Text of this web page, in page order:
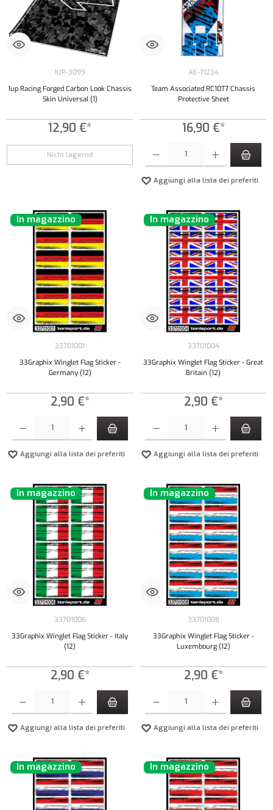
1UP-3099
1up Racing Forged Carbon Look Chassis
Skin Universal (1)
12,90 €*
Nicht lagernd
AE-71234
Team Associated RC10T7 Chassis
Protective Sheet
16,90 €*
Aggiungi alla lista dei preferiti
In magazzino
33701001
33Graphix Winglet Flag Sticker -
Germany (12)
2,90 €*
Aggiungi alla lista dei preferiti
In magazzino
33701004
33Graphix Winglet Flag Sticker - Great
Britain (12)
2,90 €*
Aggiungi alla lista dei preferiti
In magazzino
33701006
33Graphix Winglet Flag Sticker - Italy
(12)
2,90 €*
Aggiungi alla lista dei preferiti
In magazzino
33701008
33Graphix Winglet Flag Sticker -
Luxembourg (12)
2,90 €*
Aggiungi alla lista dei preferiti
In magazzino In magazzino